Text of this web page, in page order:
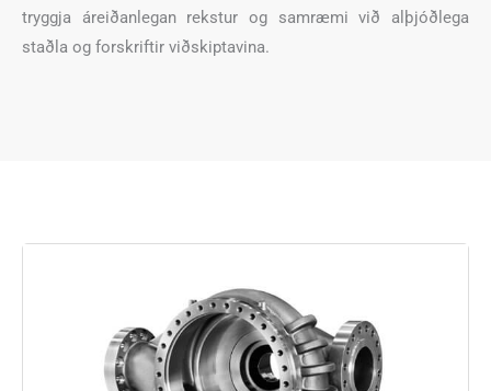
tryggja áreiðanlegan rekstur og samræmi við alþjóðlega
staðla og forskriftir viðskiptavina.